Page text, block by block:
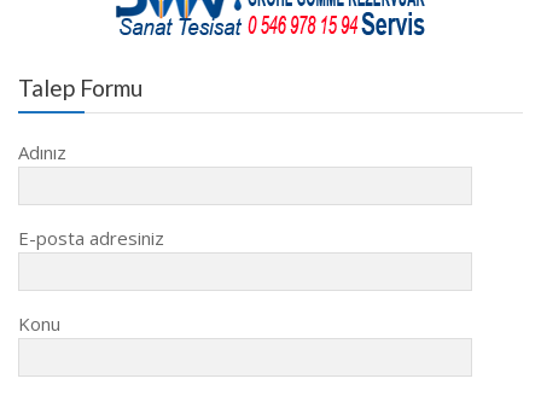
Talep Formu
Adınız
E-posta adresiniz
Konu